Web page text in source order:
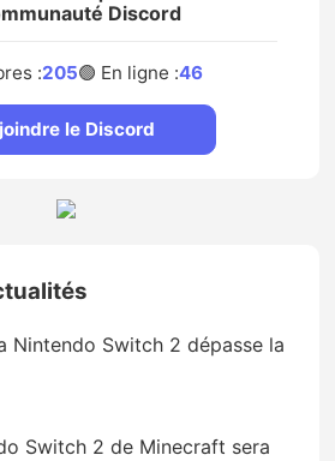
Discord
:205🟢 En ligne :46
le Discord
Nintendo Switch 2 dépasse la
Switch 2 de Minecraft sera